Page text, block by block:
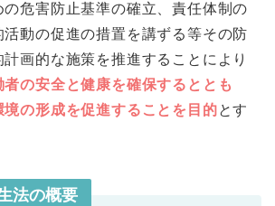
危害防止基準の確立、責任体制の
動の促進の措置を講ずる等その防
画的な施策を推進することにより
の安全と健康を確保するととも
境の形成を促進することを目的とす
法の概要